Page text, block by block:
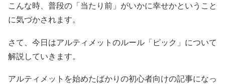
こんな時、普段の「当たり前」がいかに幸せかということ
に気づかされます。
さて、今日はアルティメットのルール「ピック」について
解説していきます。
アルティメットを始めたばかりの初心者向けの記事になっ